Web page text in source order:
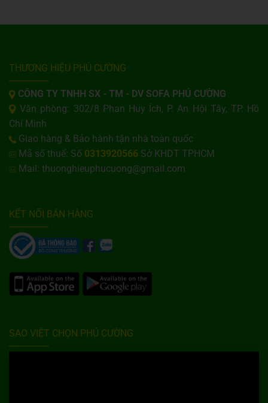
THƯƠNG HIỆU PHÚ CƯỜNG
CÔNG TY TNHH SX - TM - DV SOFA PHÚ CƯỜNG
Văn phòng: 302/8 Phan Huy Ích, P. An Hội Tây, TP. Hồ
Chí Minh
Giao hàng & Bảo hành tận nhà toàn quốc
Mã số thuế: Số 0313920566 Sở KHDT TPHCM
Mail: thuonghieuphucuong@gmail.com
KẾT NỐI BÁN HÀNG
SAO VIỆT CHỌN PHÚ CƯỜNG